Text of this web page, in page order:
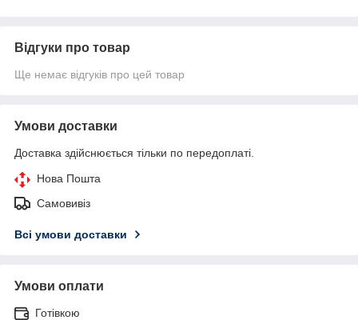
Відгуки про товар
Ще немає відгуків про цей товар
Умови доставки
Доставка здійснюється тільки по передоплаті.
Нова Пошта
Самовивіз
Всі умови доставки
Умови оплати
Готівкою